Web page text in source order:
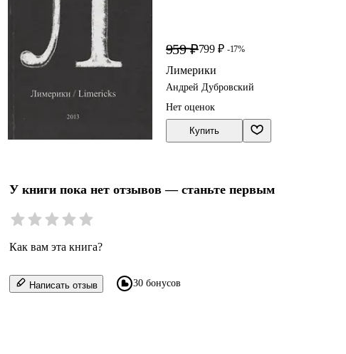
959 ₽799 ₽ -17%
Лимерики
Андрей Дубровский
Нет оценок
Купить
У книги пока нет отзывов — станьте первым
Как вам эта книга?
Написать отзыв 30 бонусов